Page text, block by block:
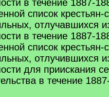
в течение 1887-
список крестьян-
отлучавшихся
в течение 1887-
список крестьян-
отлучившихся
для приискания
в течение